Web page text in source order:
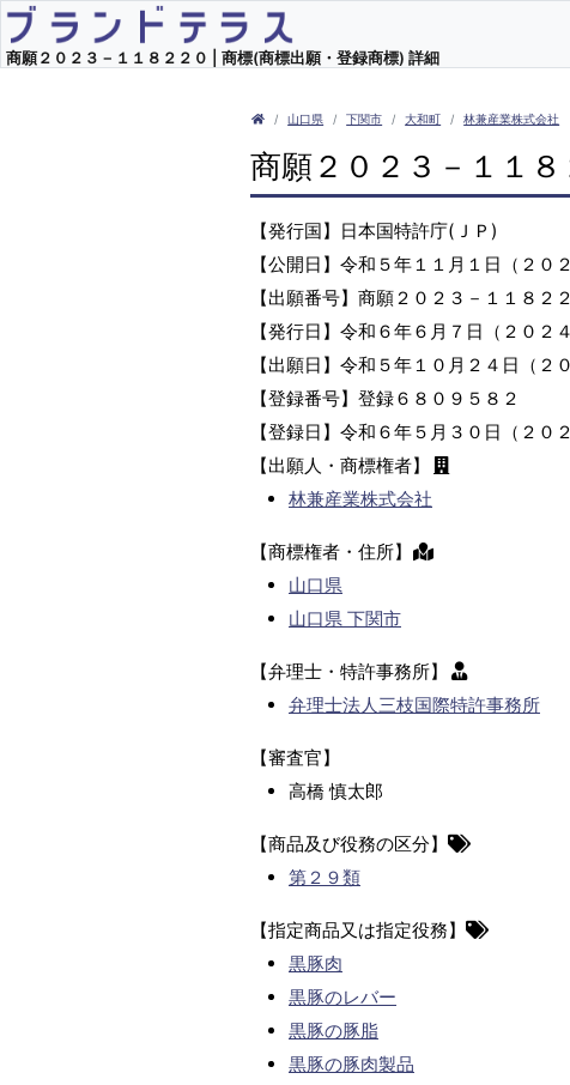
商願２０２３－１１８２２０ | 商標(商標出願・登録商標) 詳細
山口県 下関市 大和町 林兼産業株式会社
商願２０２３－１１８
【発行国】日本国特許庁(ＪＰ)
【公開日】令和５年１１月１日（２０
【出願番号】商願２０２３－１１８２
【発行日】令和６年６月７日（２０２
【出願日】令和５年１０月２４日（２
【登録番号】登録６８０９５８２
【登録日】令和６年５月３０日（２０
【出願人・商標権者】
林兼産業株式会社
【商標権者・住所】
山口県
山口県 下関市
【弁理士・特許事務所】
弁理士法人三枝国際特許事務所
【審査官】
高橋 慎太郎
【商品及び役務の区分】
第２９類
【指定商品又は指定役務】
黒豚肉
黒豚のレバー
黒豚の豚脂
黒豚の豚肉製品